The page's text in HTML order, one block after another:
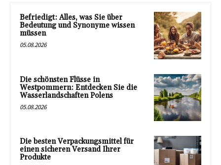
Befriedigt: Alles, was Sie über
Bedeutung und Synonyme wissen
müssen
05.08.2026
Die schönsten Flüsse in
Westpommern: Entdecken Sie die
Wasserlandschaften Polens
05.08.2026
Die besten Verpackungsmittel für
einen sicheren Versand Ihrer
Produkte